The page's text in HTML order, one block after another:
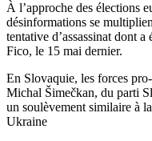
À l’approche des élections
désinformations se
tentative d’assassinat dont
Fico, le 15 mai dernier.
En Slovaquie, les forces
Michal Šimečkan, du parti
un soulèvement similaire à
Ukraine